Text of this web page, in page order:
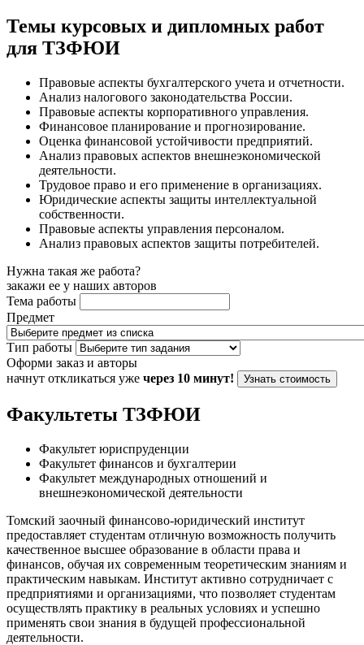
Темы курсовых и дипломных работ
для ТЗФЮИ
Правовые аспекты бухгалтерского учета и отчетности.
Анализ налогового законодательства России.
Правовые аспекты корпоративного управления.
Финансовое планирование и прогнозирование.
Оценка финансовой устойчивости предприятий.
Анализ правовых аспектов внешнеэкономической
деятельности.
Трудовое право и его применение в организациях.
Юридические аспекты защиты интеллектуальной
собственности.
Правовые аспекты управления персоналом.
Анализ правовых аспектов защиты потребителей.
Нужна такая же работа?
закажи ее у наших авторов
Тема работы
Предмет
Тип работы
Оформи заказ и авторы
начнут откликаться уже через 10 минут! Узнать стоимость
Факультеты ТЗФЮИ
Факультет юриспруденции
Факультет финансов и бухгалтерии
Факультет международных отношений и
внешнеэкономической деятельности
Томский заочный финансово-юридический институт
предоставляет студентам отличную возможность получить
качественное высшее образование в области права и
финансов, обучая их современным теоретическим знаниям и
практическим навыкам. Институт активно сотрудничает с
предприятиями и организациями, что позволяет студентам
осуществлять практику в реальных условиях и успешно
применять свои знания в будущей профессиональной
деятельности.